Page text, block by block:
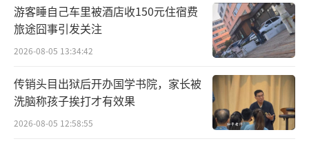
游客睡自己车里被酒店收150元住宿费
旅途囧事引发关注
2026-08-05 13:34:42
传销头目出狱后开办国学书院，家长被
洗脑称孩子挨打才有效果
2026-08-05 12:58:55